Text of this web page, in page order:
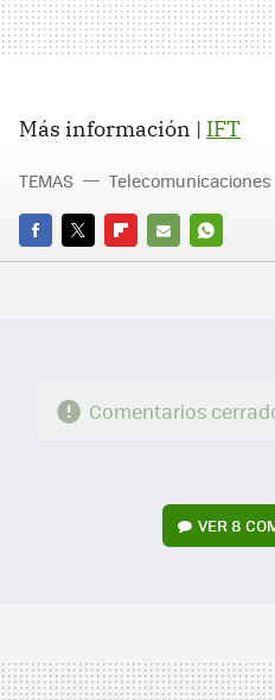
Más información | IFT
FACEBOOK
TWITTERFLIPBOARD
E-
WHATSAPP
TEMAS Telecomunicaciones
Comentarios
VER8